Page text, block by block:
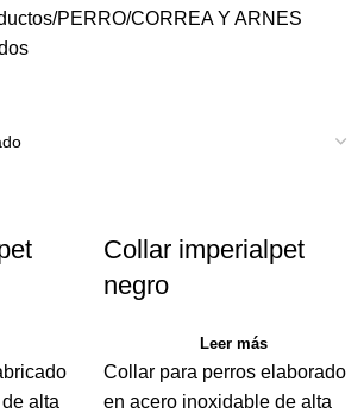
PERRO CORREA Y ARNES
alta
Collar imperialpet
negro
Leer más
Collar para perros elaborado
en acero inoxidable de alta